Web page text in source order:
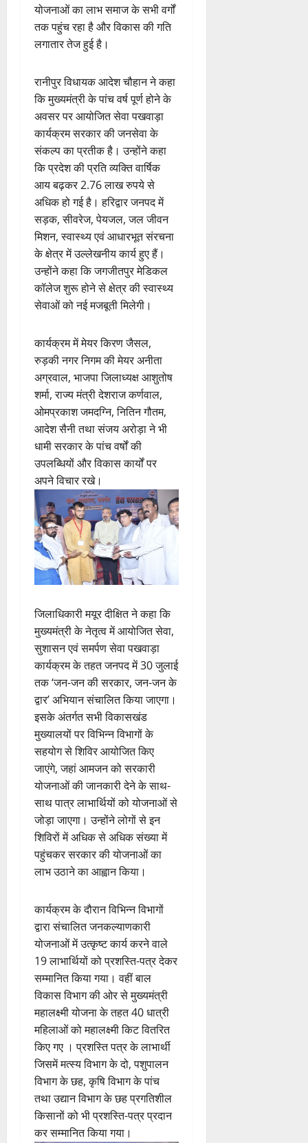
योजनाओं का लाभ समाज के सभी वर्गों
तक पहुंच रहा है और विकास की गति
लगातार तेज हुई है।
रानीपुर विधायक आदेश चौहान ने कहा
कि मुख्यमंत्री के पांच वर्ष पूर्ण होने के
अवसर पर आयोजित सेवा पखवाड़ा
कार्यक्रम सरकार की जनसेवा के
संकल्प का प्रतीक है। उन्होंने कहा
कि प्रदेश की प्रति व्यक्ति वार्षिक
आय बढ़कर 2.76 लाख रुपये से
अधिक हो गई है। हरिद्वार जनपद में
सड़क, सीवरेज, पेयजल, जल जीवन
मिशन, स्वास्थ्य एवं आधारभूत संरचना
के क्षेत्र में उल्लेखनीय कार्य हुए हैं।
उन्होंने कहा कि जगजीतपुर मेडिकल
कॉलेज शुरू होने से क्षेत्र की स्वास्थ्य
सेवाओं को नई मजबूती मिलेगी।
कार्यक्रम में मेयर किरण जैसल,
रुड़की नगर निगम की मेयर अनीता
अग्रवाल, भाजपा जिलाध्यक्ष आशुतोष
शर्मा, राज्य मंत्री देशराज कर्णवाल,
ओमप्रकाश जमदग्नि, नितिन गौतम,
आदेश सैनी तथा संजय अरोड़ा ने भी
धामी सरकार के पांच वर्षों की
उपलब्धियों और विकास कार्यों पर
अपने विचार रखे।
जिलाधिकारी मयूर दीक्षित ने कहा कि
मुख्यमंत्री के नेतृत्व में आयोजित सेवा,
सुशासन एवं समर्पण सेवा पखवाड़ा
कार्यक्रम के तहत जनपद में 30 जुलाई
तक ‘जन-जन की सरकार, जन-जन के
द्वार’ अभियान संचालित किया जाएगा।
इसके अंतर्गत सभी विकासखंड
मुख्यालयों पर विभिन्न विभागों के
सहयोग से शिविर आयोजित किए
जाएंगे, जहां आमजन को सरकारी
योजनाओं की जानकारी देने के साथ-
साथ पात्र लाभार्थियों को योजनाओं से
जोड़ा जाएगा। उन्होंने लोगों से इन
शिविरों में अधिक से अधिक संख्या में
पहुंचकर सरकार की योजनाओं का
लाभ उठाने का आह्वान किया।
कार्यक्रम के दौरान विभिन्न विभागों
द्वारा संचालित जनकल्याणकारी
योजनाओं में उत्कृष्ट कार्य करने वाले
19 लाभार्थियों को प्रशस्ति-पत्र देकर
सम्मानित किया गया। वहीं बाल
विकास विभाग की ओर से मुख्यमंत्री
महालक्ष्मी योजना के तहत 40 धात्री
महिलाओं को महालक्ष्मी किट वितरित
किए गए । प्रशस्ति पत्र के लाभार्थी
जिसमें मत्स्य विभाग के दो, पशुपालन
विभाग के छह, कृषि विभाग के पांच
तथा उद्यान विभाग के छह प्रगतिशील
किसानों को भी प्रशस्ति-पत्र प्रदान
कर सम्मानित किया गया।